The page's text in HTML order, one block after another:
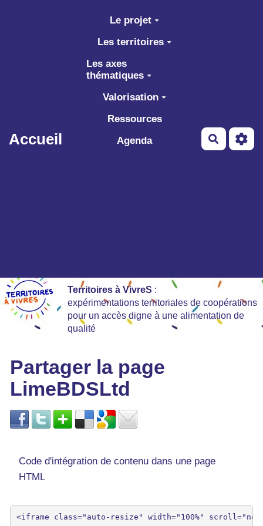
Aller au contenu principal
Accueil
Le projet
Les territoires
Les axes
thématiques
Valorisation
Ressources
Agenda
Territoires à VivreS :
expérimentations territoriales de coopérations
pour un accès digne à une alimentation de
qualité
Partager la page
LimeBDSLtd
Code d'intégration de contenu dans une page
HTML